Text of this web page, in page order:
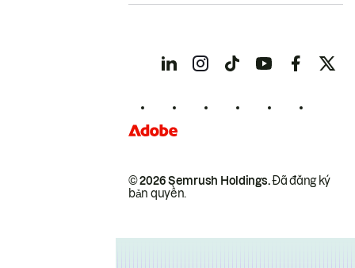
© 2026 Semrush Holdings.Đã đăng ký
bản quyền.